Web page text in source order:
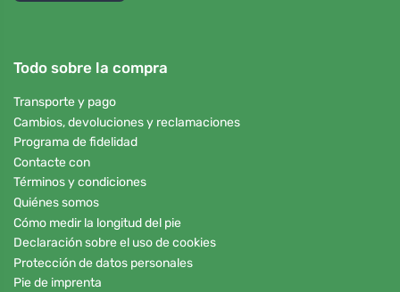
Todo sobre la compra
Transporte y pago
Cambios, devoluciones y reclamaciones
Programa de fidelidad
Contacte con
Términos y condiciones
Quiénes somos
Cómo medir la longitud del pie
Declaración sobre el uso de cookies
Protección de datos personales
Pie de imprenta